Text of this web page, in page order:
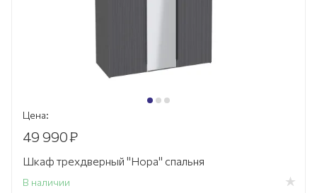
Цена:
49 990₽
Шкаф трехдверный "Нора" спальня
В наличии